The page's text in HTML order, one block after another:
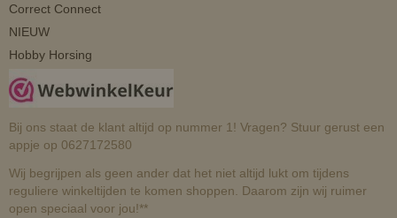
Correct Connect
NIEUW
Hobby Horsing
Bij ons staat de klant altijd op nummer 1! Vragen? Stuur gerust een
appje op 0627172580
Wij begrijpen als geen ander dat het niet altijd lukt om tijdens
reguliere winkeltijden te komen shoppen. Daarom zijn wij ruimer
open speciaal voor jou!**